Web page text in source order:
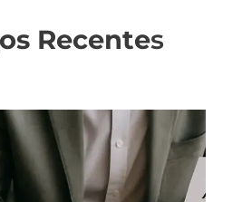
Recentes